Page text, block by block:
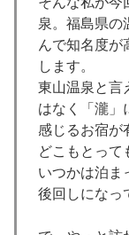
泉。福島県の
んで知名度が
します。
東山温泉と言
はなく「瀧」
感じるお宿が
どこもとって
いつかは泊ま
後回しになっ